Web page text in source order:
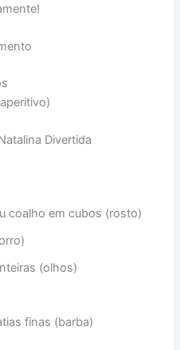
Divertida
coalho em cubos (rosto)
(olhos)
finas (barba)